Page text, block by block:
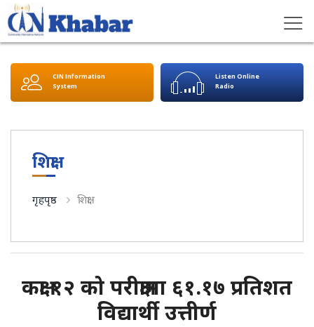
CIN Information
System
Listen Online
Radio
शिक्षा
गृहपृष्ठ शिक्षा
कक्षा १२ को परीक्षामा ६१.१७ प्रतिशत
विद्यार्थी उत्तीर्ण